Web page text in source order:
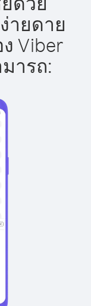
ายดาย
Viber
ารถ: